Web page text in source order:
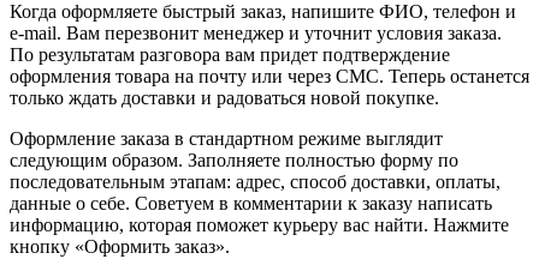
Когда оформляете быстрый заказ, напишите ФИО, телефон и
e-mail. Вам перезвонит менеджер и уточнит условия заказа.
По результатам разговора вам придет подтверждение
оформления товара на почту или через СМС. Теперь останется
только ждать доставки и радоваться новой покупке.
Оформление заказа в стандартном режиме выглядит
следующим образом. Заполняете полностью форму по
последовательным этапам: адрес, способ доставки, оплаты,
данные о себе. Советуем в комментарии к заказу написать
информацию, которая поможет курьеру вас найти. Нажмите
кнопку «Оформить заказ».